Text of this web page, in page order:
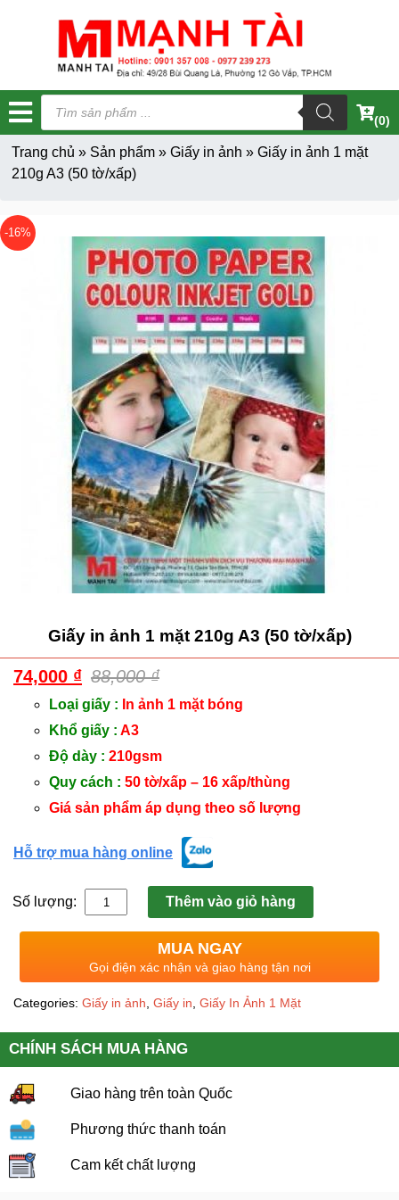
Tìm
kiếm
sản
phẩm
(0)
Trang chủ » Sản phẩm» Giấy in ảnh » Giấy in ảnh 1 mặt
210g A3 (50 tờ/xấp)
-16%
Giấy in ảnh 1 mặt 210g A3 (50 tờ/xấp)
88,000₫
74,000 ₫
Loại giấy : In ảnh 1 mặt bóng
Khổ giấy : A3
Độ dày : 210gsm
Quy cách : 50 tờ/xấp – 16 xấp/thùng
Giá sản phẩm áp dụng theo số lượng
Hỗ trợ mua hàng online
Số lượng: Thêm vào giỏ hàng
MUA NGAY
Gọi điện xác nhận và giao hàng tận nơi
Categories: Giấy in ảnh Giấy in Giấy In Ảnh 1 Mặt
CHÍNH SÁCH MUA HÀNG
Giao hàng trên toàn Quốc
Phương thức thanh toán
Cam kết chất lượng